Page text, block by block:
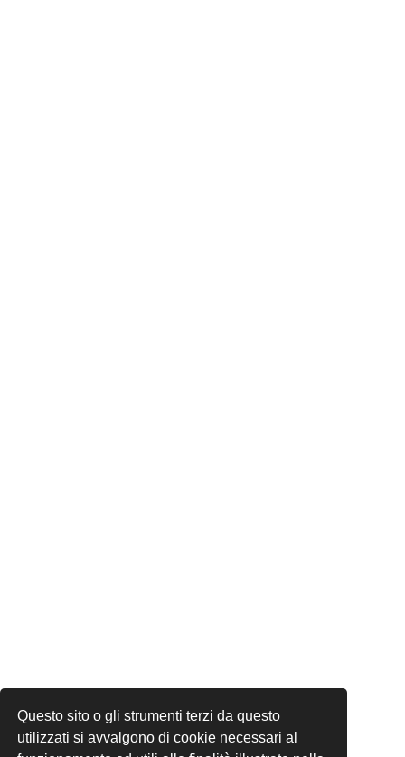
Questo sito o gli strumenti terzi da questo
utilizzati si avvalgono di cookie necessari al